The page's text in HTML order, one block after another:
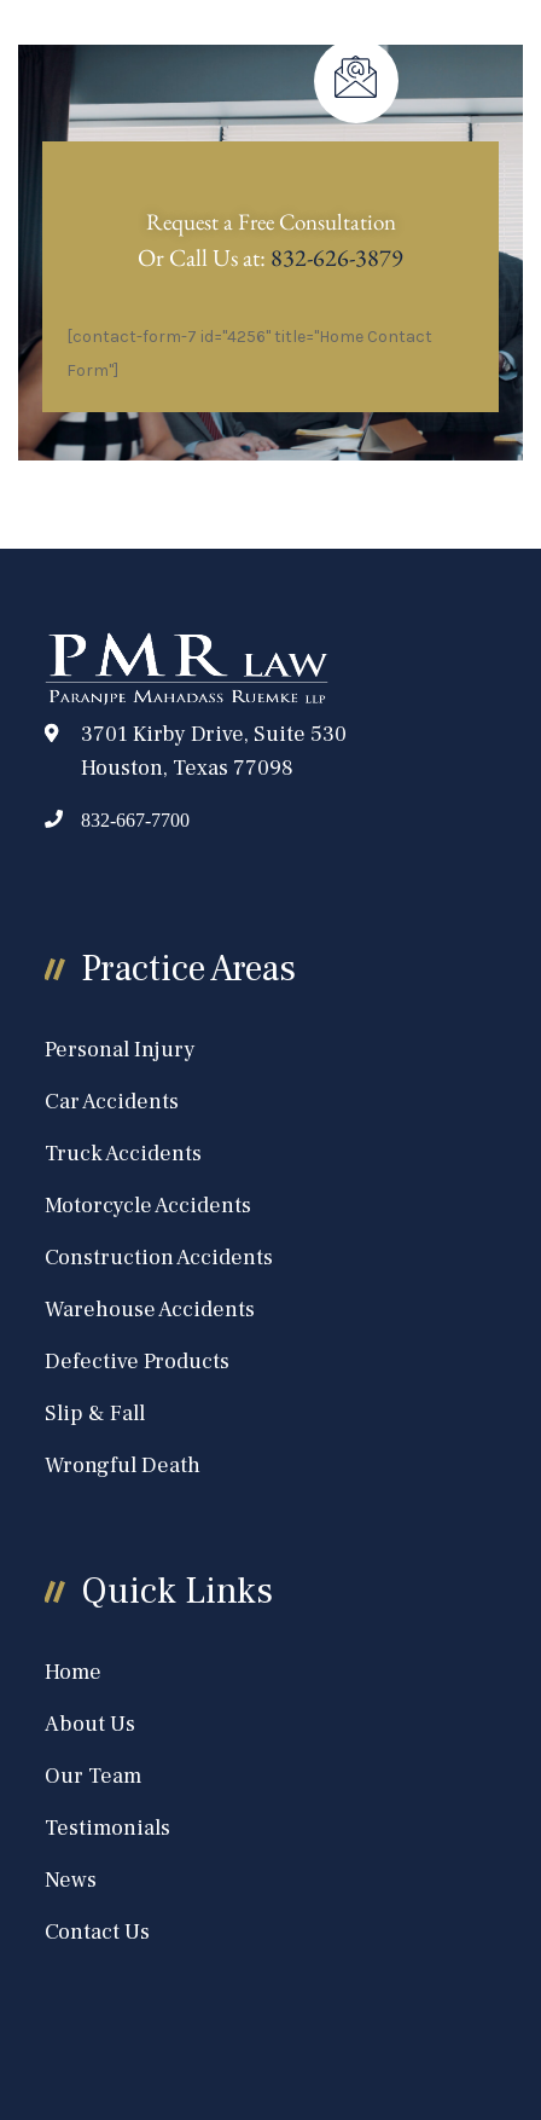
Request a Free Consultation
Or Call Us at: 832-626-3879
[contact-form-7 id="4256" title="Home Contact
Form"]
3701 Kirby Drive, Suite 530
Houston, Texas 77098
832-667-7700
Practice Areas
Personal Injury
Car Accidents
Truck Accidents
Motorcycle Accidents
Construction Accidents
Warehouse Accidents
Defective Products
Slip & Fall
Wrongful Death
Quick Links
Home
About Us
Our Team
Testimonials
News
Contact Us